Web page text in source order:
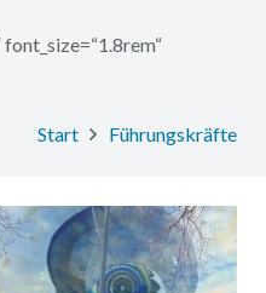
Start Führungskräfte